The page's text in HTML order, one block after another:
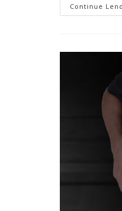
Continue